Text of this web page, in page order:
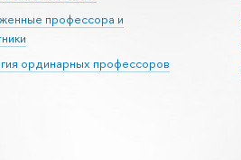
профессора и
ординарных профессоров